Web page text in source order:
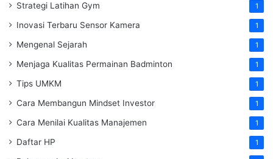
Strategi Latihan Gym 1
Inovasi Terbaru Sensor Kamera 1
Mengenal Sejarah 1
Menjaga Kualitas Permainan Badminton 1
Tips UMKM 1
Cara Membangun Mindset Investor 1
Cara Menilai Kualitas Manajemen 1
Daftar HP 1